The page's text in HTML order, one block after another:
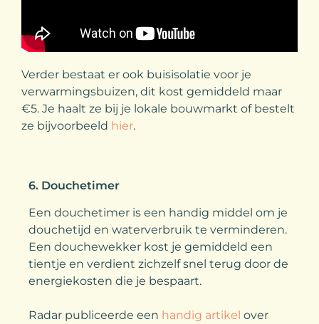
Verder bestaat er ook buisisolatie voor je
verwarmingsbuizen, dit kost gemiddeld maar
€5. Je haalt ze bij je lokale bouwmarkt of bestelt
ze bijvoorbeeld hier.
6. Douchetimer
Een douchetimer is een handig middel om je
douchetijd en waterverbruik te verminderen.
Een douchewekker kost je gemiddeld een
tientje en verdient zichzelf snel terug door de
energiekosten die je bespaart.
Radar publiceerde een handig artikel over